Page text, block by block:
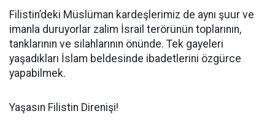
Filistin’deki Müslüman kardeşlerimiz de aynı şuur ve
imanla duruyorlar zalim İsrail terörünün toplarının,
tanklarının ve silahlarının önünde. Tek gayeleri
yaşadıkları İslam beldesinde ibadetlerini özgürce
yapabilmek.
Yaşasın Filistin Direnişi!